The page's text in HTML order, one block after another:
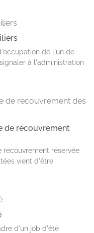
de l'un de
à l'administration
de recouvrement
recouvrement réservée
vient d'être
d'un job d'été